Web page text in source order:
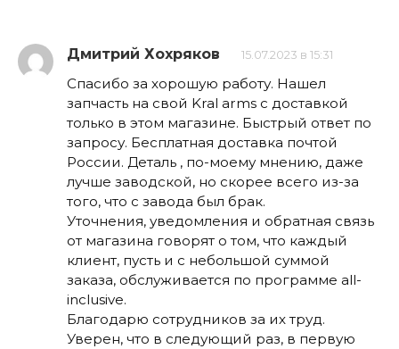
Дмитрий Хохряков 15.07.2023 в 15:31
Спасибо за хорошую работу. Нашел
запчасть на свой Kral arms с доставкой
только в этом магазине. Быстрый ответ по
запросу. Бесплатная доставка почтой
России. Деталь , по-моему мнению, даже
лучше заводской, но скорее всего из-за
того, что с завода был брак.
Уточнения, уведомления и обратная связь
от магазина говорят о том, что каждый
клиент, пусть и с небольшой суммой
заказа, обслуживается по программе all-
inclusive.
Благодарю сотрудников за их труд.
Уверен, что в следующий раз, в первую